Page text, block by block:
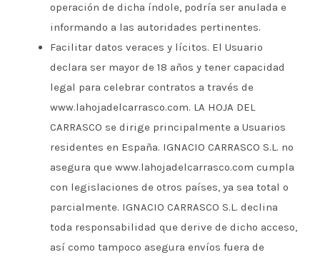
operación de dicha índole, podría ser anulada e
informando a las autoridades pertinentes.
Facilitar datos veraces y lícitos. El Usuario
declara ser mayor de 18 años y tener capacidad
legal para celebrar contratos a través de
www.lahojadelcarrasco.com. LA HOJA DEL
CARRASCO se dirige principalmente a Usuarios
residentes en España. IGNACIO CARRASCO S.L. no
asegura que www.lahojadelcarrasco.com cumpla
con legislaciones de otros países, ya sea total o
parcialmente. IGNACIO CARRASCO S.L. declina
toda responsabilidad que derive de dicho acceso,
así como tampoco asegura envíos fuera de